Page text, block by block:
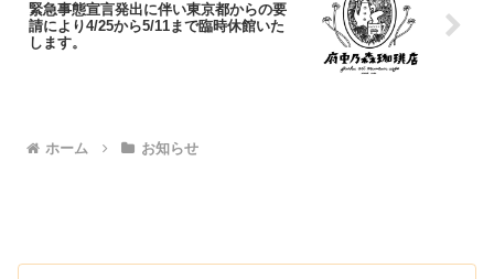
緊急事態宣言発出に伴い東京都からの要
請により4/25から5/11まで臨時休館いた
します。
ホーム お知らせ